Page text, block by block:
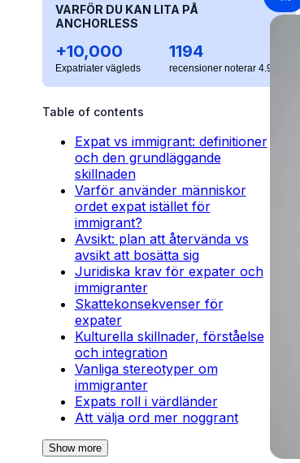
VARFÖR DU KAN LITA PÅ
ANCHORLESS
+10,000
Expatriater vägleds
1194
recensioner noterar 4.9/5
Table of contents
Expat vs immigrant: definitioner
och den grundläggande
skillnaden
Varför använder människor
ordet expat istället för
immigrant?
Avsikt: plan att återvända vs
avsikt att bosätta sig
Juridiska krav för expater och
immigranter
Skattekonsekvenser för
expater
Kulturella skillnader, förståelse
och integration
Vanliga stereotyper om
immigranter
Expats roll i värdländer
Att välja ord mer noggrant
Show more